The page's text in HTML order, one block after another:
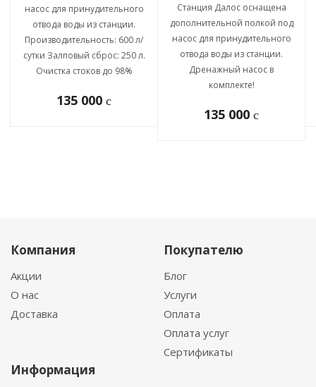
насос для принудительного
отвода воды из станции.
Производительность: 600 л/
сутки Залповый сброс: 250 л.
Очистка стоков до 98%
135 000 c
Станция Далос оснащена
дополнительной полкой под
насос для принудительного
отвода воды из станции.
Дренажный насос в
комплекте!
135 000 c
Компания
Акции
О нас
Доставка
Покупателю
Блог
Услуги
Оплата
Оплата услуг
Сертификаты
Информация